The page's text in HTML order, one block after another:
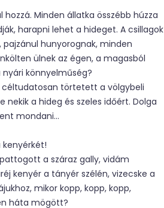
Minden állatka összébb húzza
harapni lehet a hideget. A csillagok
hunyorognak, minden
ülnek az égen, a magasból
nyári könnyelműség?
céltudatosan törtetett a völgybeli
a hideg és szeles időért. Dolga
mondani…
kenyérkét!
a száraz gally, vidám
kenyér a tányér szélén, vizecske a
mikor kopp, kopp, kopp,
háta mögött?